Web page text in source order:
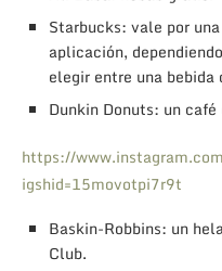
Starbucks: vale por
aplicación,
elegir entre una
Dunkin Donuts: un
https://
igshid=15movotpi7r9t
Baskin-Robbins: un
Club.